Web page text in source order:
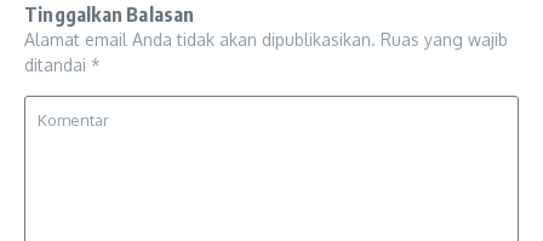
Tinggalkan Balasan
Alamat email Anda tidak akan dipublikasikan. Ruas yang wajib
ditandai *